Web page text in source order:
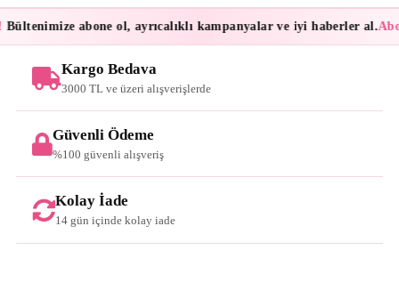
Bültenimize abone ol, ayrıcalıklı kampanyalar ve iyi haberler al.
Kargo Bedava
3000 TL ve üzeri alışverişlerde
Güvenli Ödeme
%100 güvenli alışveriş
Kolay İade
14 gün içinde kolay iade